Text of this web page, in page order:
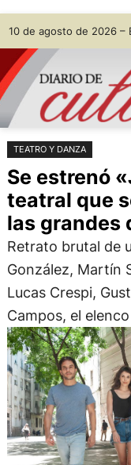
Saltar
al
contenido
Skip
to
content
10 de agosto de 2026 –
TEATRO Y DANZA
Se estrenó
teatral que
las grandes
Retrato brutal de
González, Martín
Lucas Crespi,
Campos, el